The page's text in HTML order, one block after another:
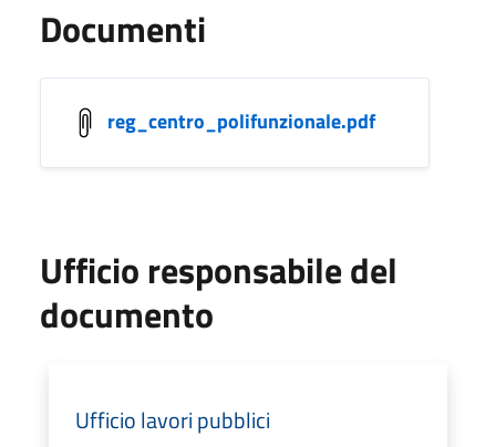
Documenti
reg_centro_polifunzionale.pdf
Ufficio responsabile del
documento
Ufficio lavori pubblici